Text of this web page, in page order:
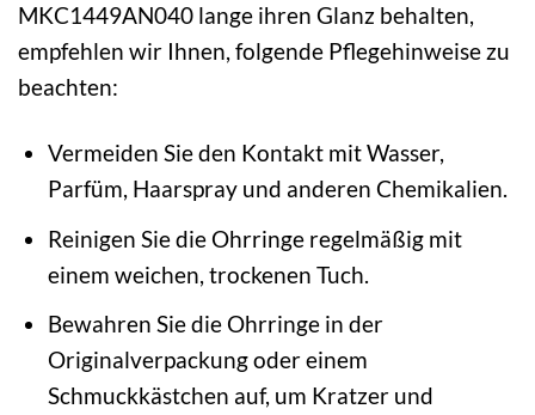
MKC1449AN040 lange ihren Glanz behalten,
empfehlen wir Ihnen, folgende Pflegehinweise zu
beachten:
Vermeiden Sie den Kontakt mit Wasser,
Parfüm, Haarspray und anderen Chemikalien.
Reinigen Sie die Ohrringe regelmäßig mit
einem weichen, trockenen Tuch.
Bewahren Sie die Ohrringe in der
Originalverpackung oder einem
Schmuckkästchen auf, um Kratzer und